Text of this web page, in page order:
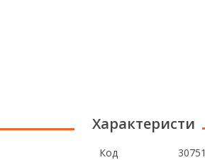
Характеристи
Код
30751